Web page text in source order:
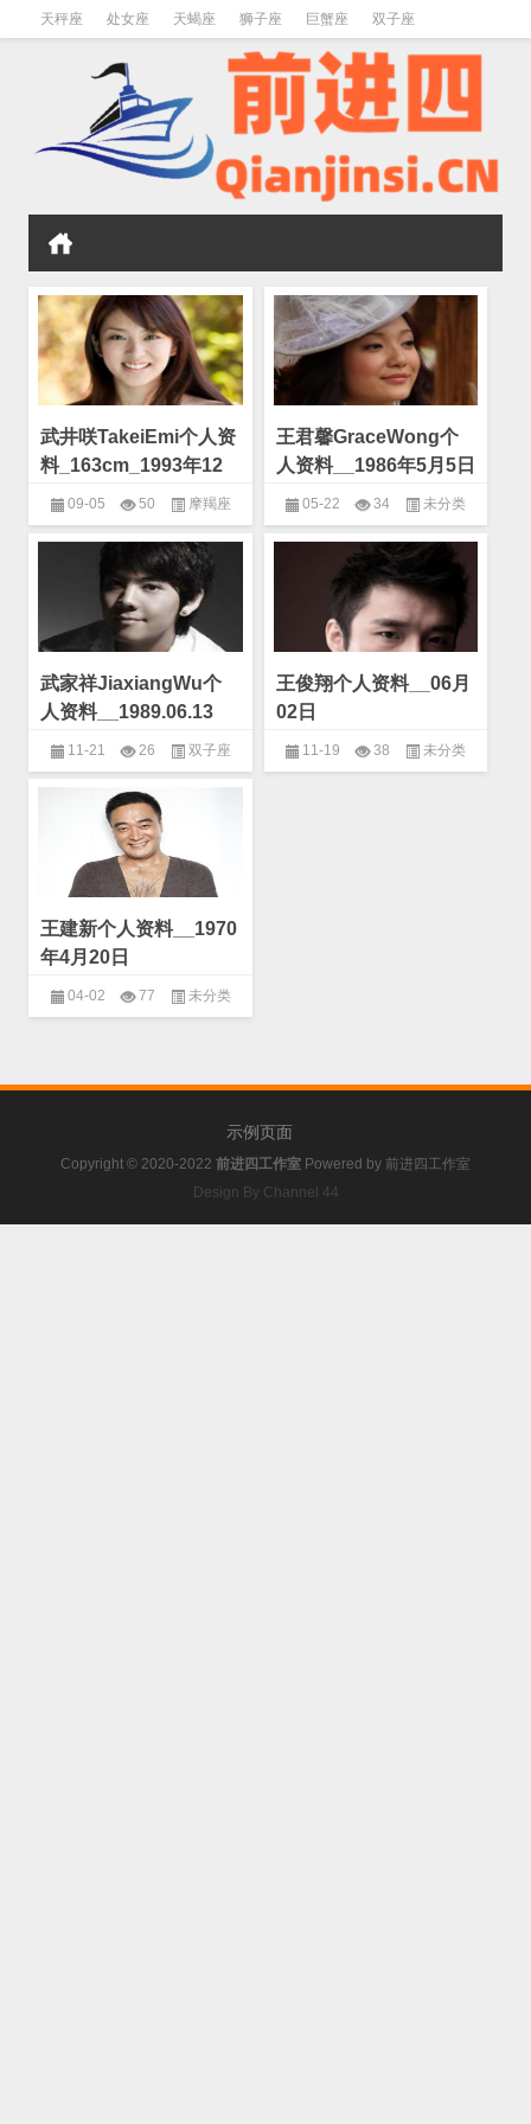
天秤座 处女座 天蝎座 狮子座 巨蟹座 双子座
武井咲TakeiEmi个人资
料_163cm_1993年12
月25日
09-05 50 摩羯座
王君馨GraceWong个
人资料__1986年5月5日
05-22 34 未分类
武家祥JiaxiangWu个
人资料__1989.06.13
11-21 26 双子座
王俊翔个人资料__06月
02日
11-19 38 未分类
王建新个人资料__1970
年4月20日
04-02 77 未分类
示例页面
Copyright © 2020-2022 前进四工作室 Powered by 前进四工作室
Design By Channel 44